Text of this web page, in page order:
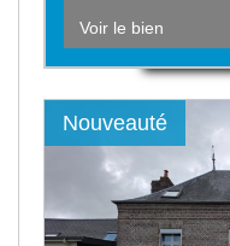
Voir le bien
Nouveauté